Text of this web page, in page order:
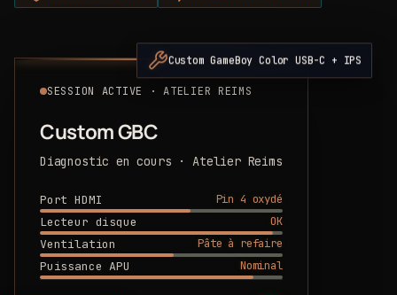
SESSION ACTIVE · ATELIER REIMS
Custom GBC
Diagnostic en cours · Atelier Reims
Port HDMI
Pin 4 oxydé
Lecteur disque
OK
Ventilation
Pâte à refaire
Puissance APU
Nominal
Custom GameBoy Color USB-C + IPS